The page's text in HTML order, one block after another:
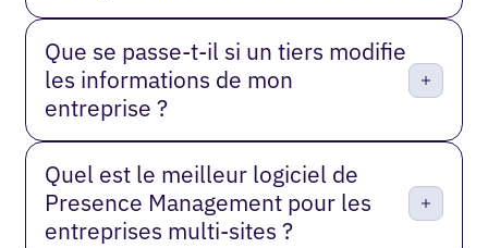
Que se passe-t-il si un tiers modifie
les informations de mon
entreprise ?
Quel est le meilleur logiciel de
Presence Management pour les
entreprises multi-sites ?